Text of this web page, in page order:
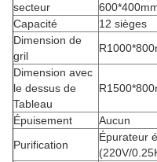
secteur
Capacité
12 sièges
Dimension de
gril
Dimension avec
le dessus de
Tableau
Épuisement
Aucun
Purification
Épurateur
(220V/